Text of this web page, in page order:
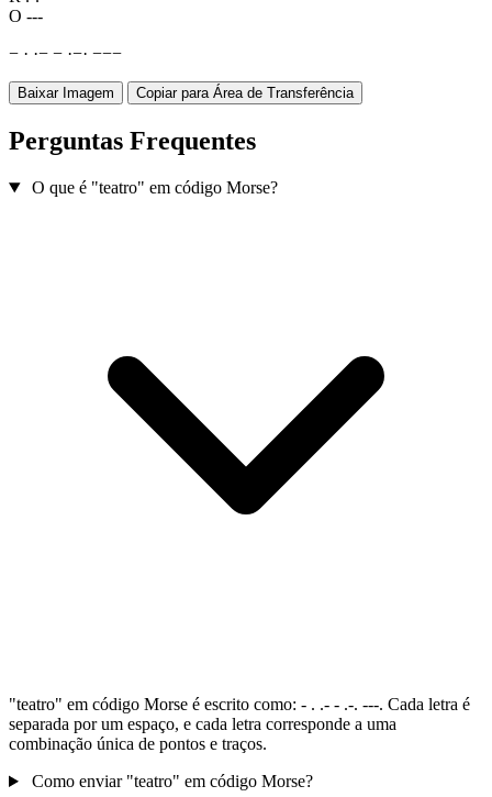
O ---
− · ·− − ·−· −−−
Baixar Imagem Copiar para Área de Transferência
Perguntas Frequentes
O que é "teatro" em código Morse?
"teatro" em código Morse é escrito como: - . .- - .-. ---. Cada letra é
separada por um espaço, e cada letra corresponde a uma
combinação única de pontos e traços.
Como enviar "teatro" em código Morse?